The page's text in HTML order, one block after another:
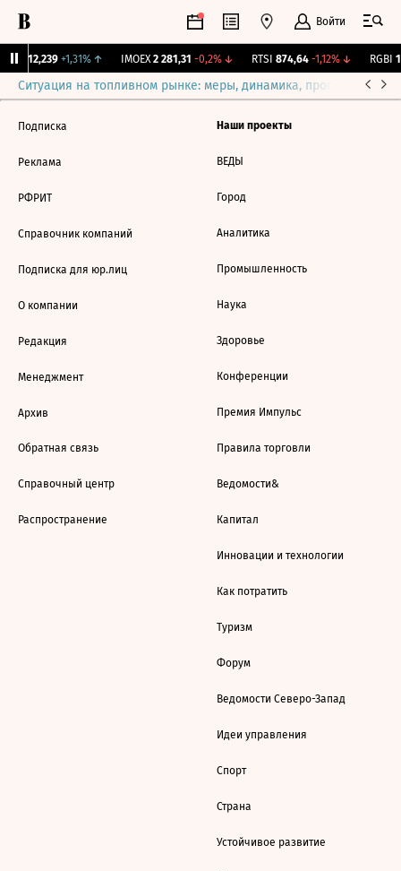
Войти
12,239 +1,31%↑ IMOEX 2 281,31 -0,2%↓ RTSI 874,64 -1,12%↓ RGBI
Ситуация на топливном рынке: меры, динамика, прогнозы
Подписка
Реклама
РФРИТ
Справочник компаний
Подписка для юр.лиц
О компании
Редакция
Менеджмент
Архив
Обратная связь
Справочный центр
Распространение
Наши проекты
ВЕДЫ
Город
Аналитика
Промышленность
Наука
Здоровье
Конференции
Премия Импульс
Правила торговли
Ведомости&
Капитал
Инновации и технологии
Как потратить
Туризм
Форум
Ведомости Северо-Запад
Идеи управления
Спорт
Страна
Устойчивое развитие